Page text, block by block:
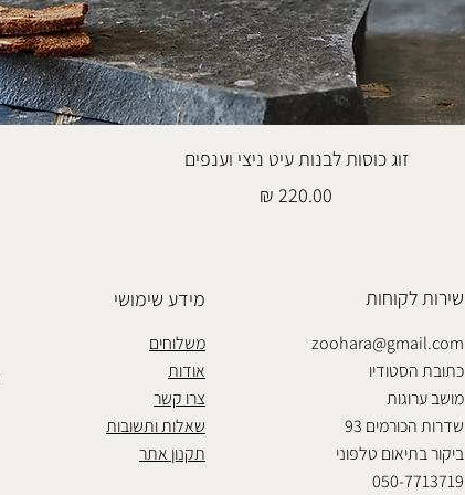
זוג כוסות לבנות עיט ניצי וענפים
מחיר
שירות לקוחות מידע שימושי
zoohara@gmail.com
כתובת הסטודיו
מושב ערוגות
שדרות הכורמים 93
ביקור בתיאום טלפוני
050-7713719
משלוחים
אודות
צרו קשר
שאלות ותשובות
תקנון אתר